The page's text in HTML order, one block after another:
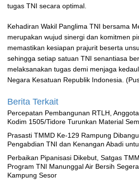
tugas TNI secara optimal.
Kehadiran Wakil Panglima TNI bersama
merupakan wujud sinergi dan komitmen
memastikan kesiapan prajurit beserta
sehingga setiap satuan TNI senantiasa
melaksanakan tugas demi menjaga
Negara Kesatuan Republik Indonesia.
Berita Terkait
Percepatan Pembangunan RTLH,
Kodim 1505/Tidore Turunkan Material
Prasasti TMMD Ke-129 Rampung
Pengabdian TNI dan Kenangan Abadi
Perbaikan Pipanisasi Dikebut, Satgas
Program TNI Manunggal Air Bersih
Kampung Sesor